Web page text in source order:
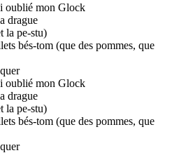
oublié mon Glock
drague
la pe-stu)
bés-tom (que des pommes, que
oublié mon Glock
drague
la pe-stu)
bés-tom (que des pommes, que